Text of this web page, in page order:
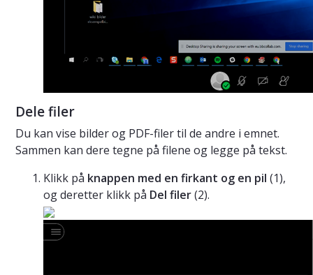
Dele filer
Du kan vise bilder og PDF-filer til de andre i emnet.
Sammen kan dere tegne på filene og legge på tekst.
Klikk på knappen med en firkant og en pil (1),
og deretter klikk på Del filer(2).